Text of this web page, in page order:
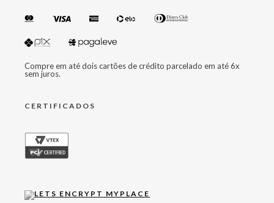
Compre em até dois cartões de crédito parcelado em até 6x
sem juros.
CERTIFICADOS